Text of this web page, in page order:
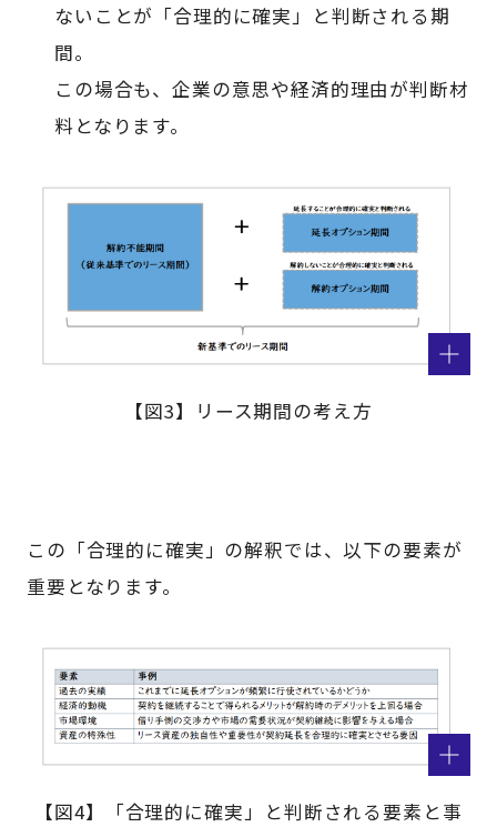
ないことが「合理的に確実」と判断される期
間。
この場合も、企業の意思や経済的理由が判断材
料となります。
【図3】リース期間の考え方
この「合理的に確実」の解釈では、以下の要素が
重要となります。
【図4】「合理的に確実」と判断される要素と事